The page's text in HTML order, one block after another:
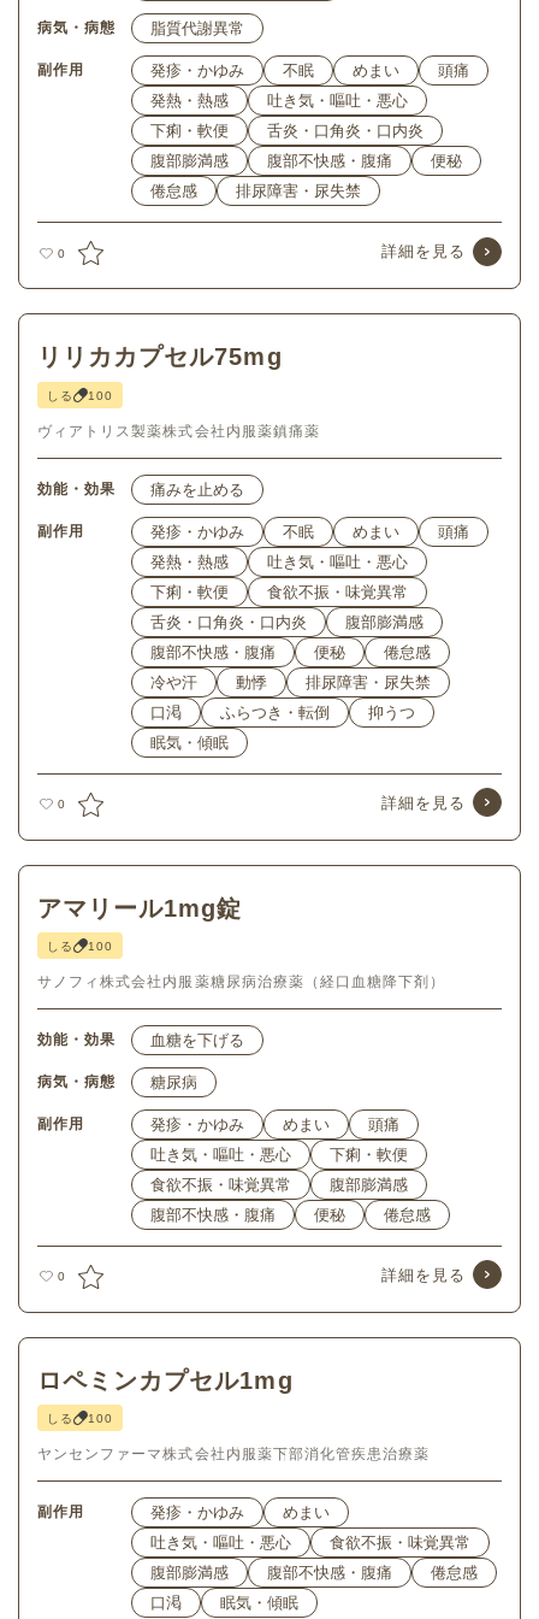
0
病気・病態 脂質代謝異常
副作用 発疹・かゆみ 不眠 めまい
頭痛
発熱・熱感
吐き気・嘔吐・悪心
下痢・軟便
舌炎・口角炎・口内炎
腹部膨満感
腹部不快感・腹痛
便秘
倦怠感
排尿障害・尿失禁
詳細を見る
0
リリカカプセル75mg
しる 100
ヴィアトリス製薬株式会社 内服薬鎮痛薬
効能・効果 痛みを止める
副作用 発疹・かゆみ 不眠 めまい
頭痛
発熱・熱感
吐き気・嘔吐・悪心
下痢・軟便
食欲不振・味覚異常
舌炎・口角炎・口内炎
腹部膨満感
腹部不快感・腹痛
便秘
倦怠感
冷や汗
動悸
排尿障害・尿失禁
口渇
ふらつき・転倒
抑うつ
眠気・傾眠
詳細を見る
0
アマリール1mg錠
しる 100
サノフィ株式会社 内服薬糖尿病治療薬（経口血糖降下剤）
効能・効果 血糖を下げる
病気・病態 糖尿病
副作用 発疹・かゆみ めまい
頭痛
吐き気・嘔吐・悪心
下痢・軟便
食欲不振・味覚異常
腹部膨満感
腹部不快感・腹痛
便秘 倦怠感
詳細を見る
ロペミンカプセル1mg
しる 100
ヤンセンファーマ株式会社 内服薬下部消化管疾患治療薬
副作用 発疹・かゆみ
めまい
吐き気・嘔吐・悪心
食欲不振・味覚異常
腹部膨満感
腹部不快感・腹痛
倦怠感
口渇
眠気・傾眠